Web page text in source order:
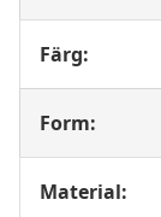
Färg:
Form:
Material: